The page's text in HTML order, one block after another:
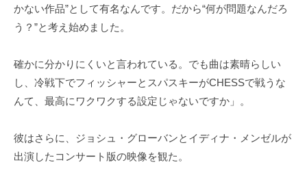
かない作品”として有名なんです。だから“何が問題なんだろ
う？”と考え始めました。
確かに分かりにくいと言われている。でも曲は素晴らしい
し、冷戦下でフィッシャーとスパスキーがCHESSで戦うな
んて、最高にワクワクする設定じゃないですか」。
彼はさらに、ジョシュ・グローバンとイディナ・メンゼルが
出演したコンサート版の映像を観た。